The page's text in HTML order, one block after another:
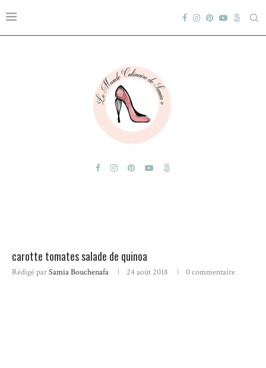
carotte tomates salade de quinoa
Rédigé parSamia Bouchenafa 24 août 2018 0 commentaire